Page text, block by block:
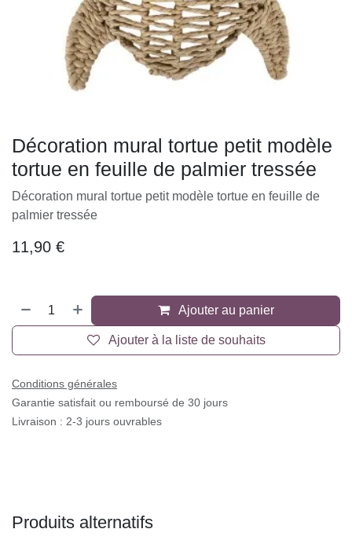
Décoration mural tortue petit modèle
tortue en feuille de palmier tressée
Décoration mural tortue petit modèle tortue en feuille de
palmier tressée
11,90 €
Ajouter au panier
Ajouter à la liste de souhaits
Conditions générales
Garantie satisfait ou remboursé de 30 jours
Livraison : 2-3 jours ouvrables
Produits alternatifs